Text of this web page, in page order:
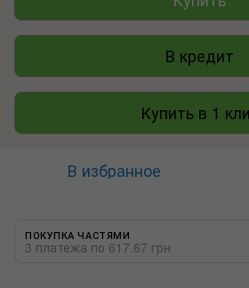
В кредит
Купить в 1
В избранное
ПОКУПКА ЧАСТЯМИ
3 платежа по 617.67 грн